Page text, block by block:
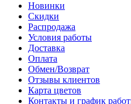
Новинки
Скидки
Распродажа
Условия работы
Доставка
Оплата
Обмен/Возврат
Отзывы клиентов
Карта цветов
Контакты и график